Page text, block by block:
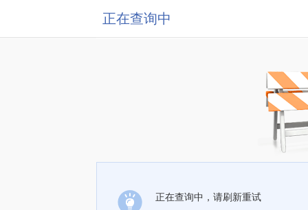
正在查询中
正在查询中，请刷新重试